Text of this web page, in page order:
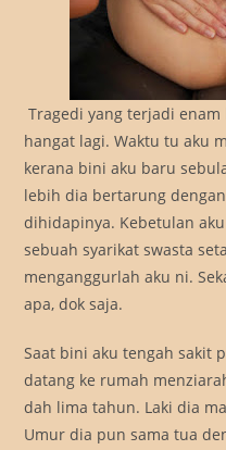
Tragedi yang terjadi
hangat lagi. Waktu tu aku
kerana bini aku baru
lebih dia bertarung
dihidapinya. Kebetulan
sebuah syarikat swasta
menganggurlah aku ni.
apa, dok saja.
Saat bini aku tengah sakit
datang ke rumah
dah lima tahun. Laki dia
Umur dia pun sama tua